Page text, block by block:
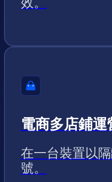
電商多店鋪運
在一台裝置以
號。